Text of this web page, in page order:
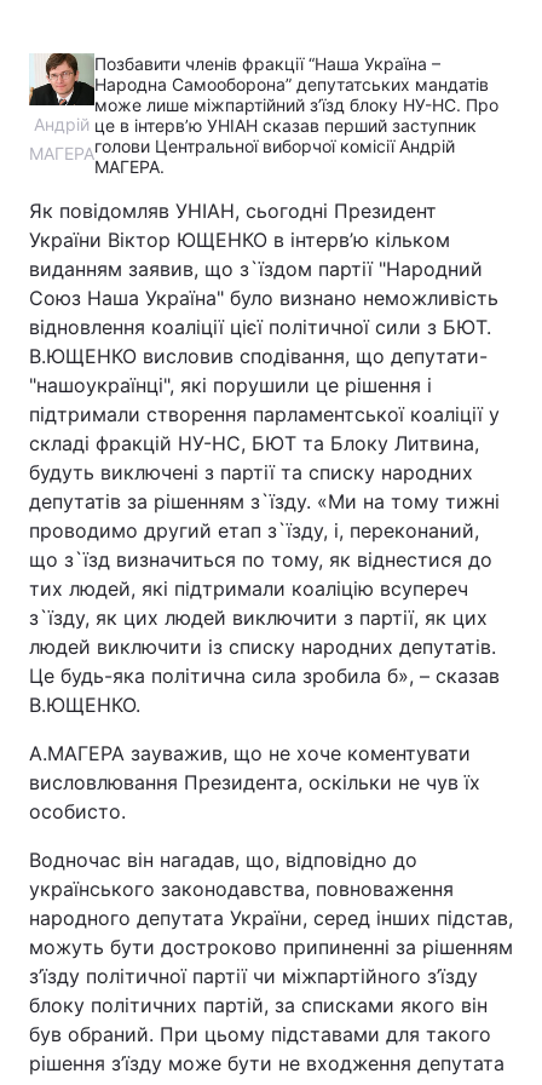
Андрій
МАГЕРА
Позбавити членів фракції “Наша Україна –
Народна Самооборона” депутатських мандатів
може лише міжпартійний з’їзд блоку НУ-НС. Про
це в інтерв’ю УНІАН сказав перший заступник
голови Центральної виборчої комісії Андрій
МАГЕРА.
Як повідомляв УНІАН, сьогодні Президент
України Віктор ЮЩЕНКО в інтерв’ю кільком
виданням заявив, що з`їздом партії "Народний
Союз Наша Україна" було визнано неможливість
відновлення коаліції цієї політичної сили з БЮТ.
В.ЮЩЕНКО висловив сподівання, що депутати-
"нашоукраїнці", які порушили це рішення і
підтримали створення парламентської коаліції у
складі фракцій НУ-НС, БЮТ та Блоку Литвина,
будуть виключені з партії та списку народних
депутатів за рішенням з`їзду. «Ми на тому тижні
проводимо другий етап з`їзду, і, переконаний,
що з`їзд визначиться по тому, як віднестися до
тих людей, які підтримали коаліцію всупереч
з`їзду, як цих людей виключити з партії, як цих
людей виключити із списку народних депутатів.
Це будь-яка політична сила зробила б», – сказав
В.ЮЩЕНКО.
А.МАГЕРА зауважив, що не хоче коментувати
висловлювання Президента, оскільки не чув їх
особисто.
Водночас він нагадав, що, відповідно до
українського законодавства, повноваження
народного депутата України, серед інших підстав,
можуть бути достроково припиненні за рішенням
з’їзду політичної партії чи міжпартійного з’їзду
блоку політичних партій, за списками якого він
був обраний. При цьому підставами для такого
рішення з’їзду може бути не входження депутата